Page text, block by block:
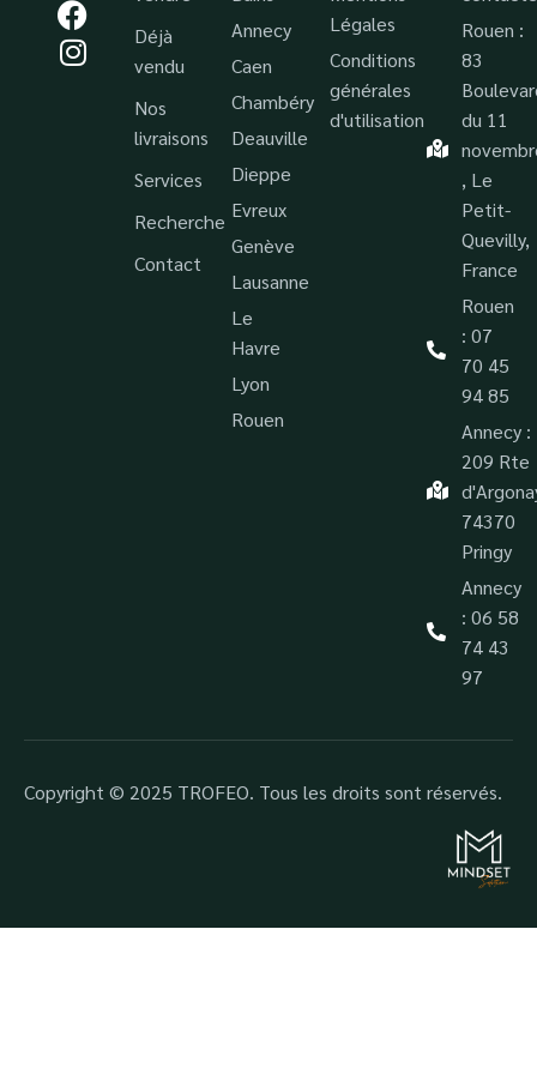
Déjà
vendu
Nos
livraisons
Services
Recherche
Contact
Annecy
Caen
Chambéry
Deauville
Dieppe
Evreux
Genève
Lausanne
Le
Havre
Lyon
Rouen
Légales
Conditions
générales
d'utilisation
Rouen :
83
du 11
, Le
Petit-
Quevilly,
France
Rouen
: 07
70 45
94 85
Annecy :
209 Rte
74370
Pringy
Annecy
: 06 58
74 43
97
Copyright © 2025 TROFEO. Tous les droits sont réservés.